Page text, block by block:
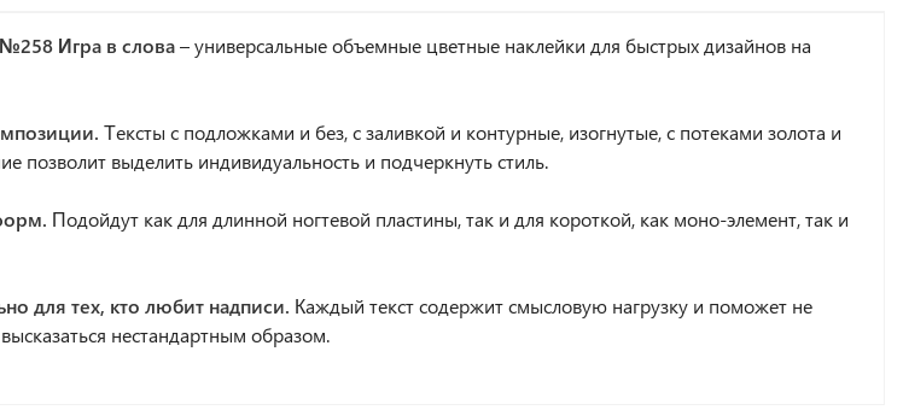
Игра в слова– универсальные объемные цветные наклейки для быстрых дизайнов на
Тексты с подложками и без, с заливкой и контурные, изогнутые, с потеками золота и
позволит выделить индивидуальность и подчеркнуть стиль.
Подойдут как для длинной ногтевой пластины, так и для короткой, как моно-элемент, так и
для тех, кто любит надписи. Каждый текст содержит смысловую нагрузку и поможет не
нестандартным образом.